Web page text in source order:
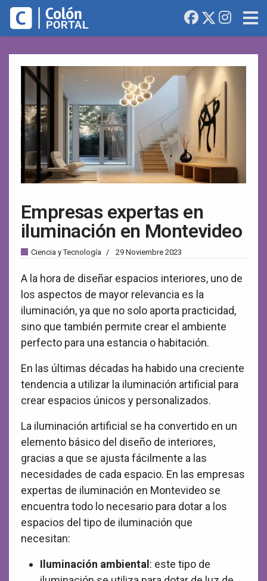
Empresas expertas en
iluminación en Montevideo
Ciencia y Tecnología 29 Noviembre 2023
A la hora de diseñar espacios interiores, uno de
los aspectos de mayor relevancia es la
iluminación, ya que no solo aporta practicidad,
sino que también permite crear el ambiente
perfecto para una estancia o habitación.
En las últimas décadas ha habido una creciente
tendencia a utilizar la iluminación artificial para
crear espacios únicos y personalizados.
La iluminación artificial se ha convertido en un
elemento básico del diseño de interiores,
gracias a que se ajusta fácilmente a las
necesidades de cada espacio. En las empresas
expertas de iluminación en Montevideo se
encuentra todo lo necesario para dotar a los
espacios del tipo de iluminación que
necesitan:
Iluminación ambiental : este tipo de